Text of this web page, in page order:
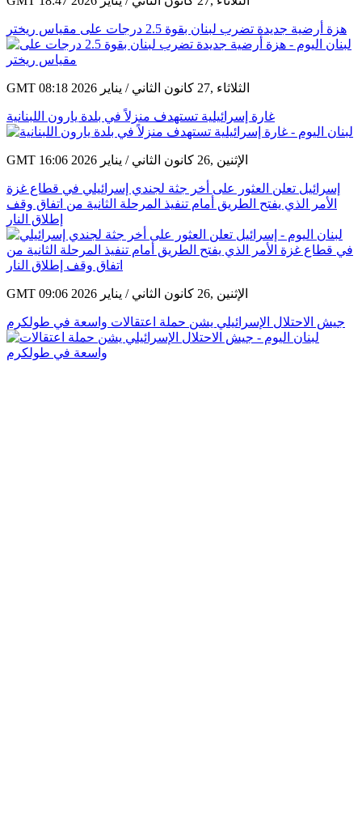
هزة أرضية جديدة تضرب لبنان بقوة 2.5 درجات على مقياس ريختر
GMT 08:18 2026 الثلاثاء ,27 كانون الثاني / يناير
غارة إسرائيلية تستهدف منزلاً في بلدة يارون اللبنانية
GMT 16:06 2026 الإثنين ,26 كانون الثاني / يناير
إسرائيل تعلن العثور على أخر جثة لجندي إسرائيلي في قطاع غزة
الأمر الذي يفتح الطريق أمام تنفيذ المرحلة الثانية من اتفاق وقف
إطلاق النار
GMT 09:06 2026 الإثنين ,26 كانون الثاني / يناير
جيش الاحتلال الإسرائيلي يشن حملة اعتقالات واسعة في طولكرم